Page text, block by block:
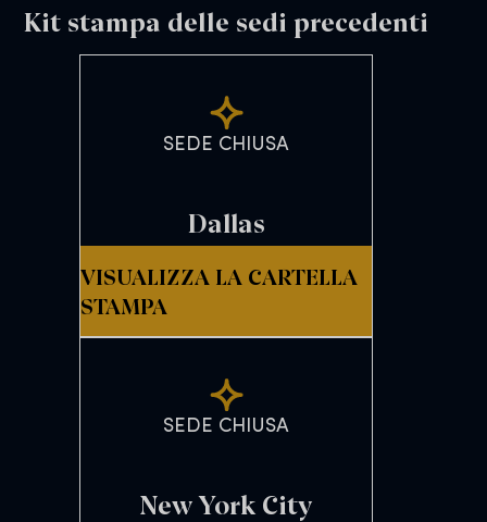
Kit stampa delle sedi precedenti
SEDE CHIUSA
Dallas
VISUALIZZA LA CARTELLA
STAMPA
SEDE CHIUSA
New York City